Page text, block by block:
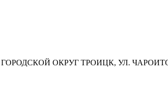
ГОРОДСКОЙ ОКРУГ ТРОИЦК, УЛ.